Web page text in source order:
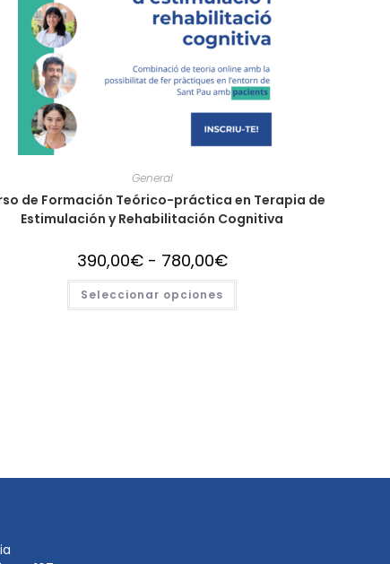
General
de Formación Teórico-práctica en Terapia de
Estimulación y Rehabilitación Cognitiva
390,00€ - 780,00€
Seleccionar opciones